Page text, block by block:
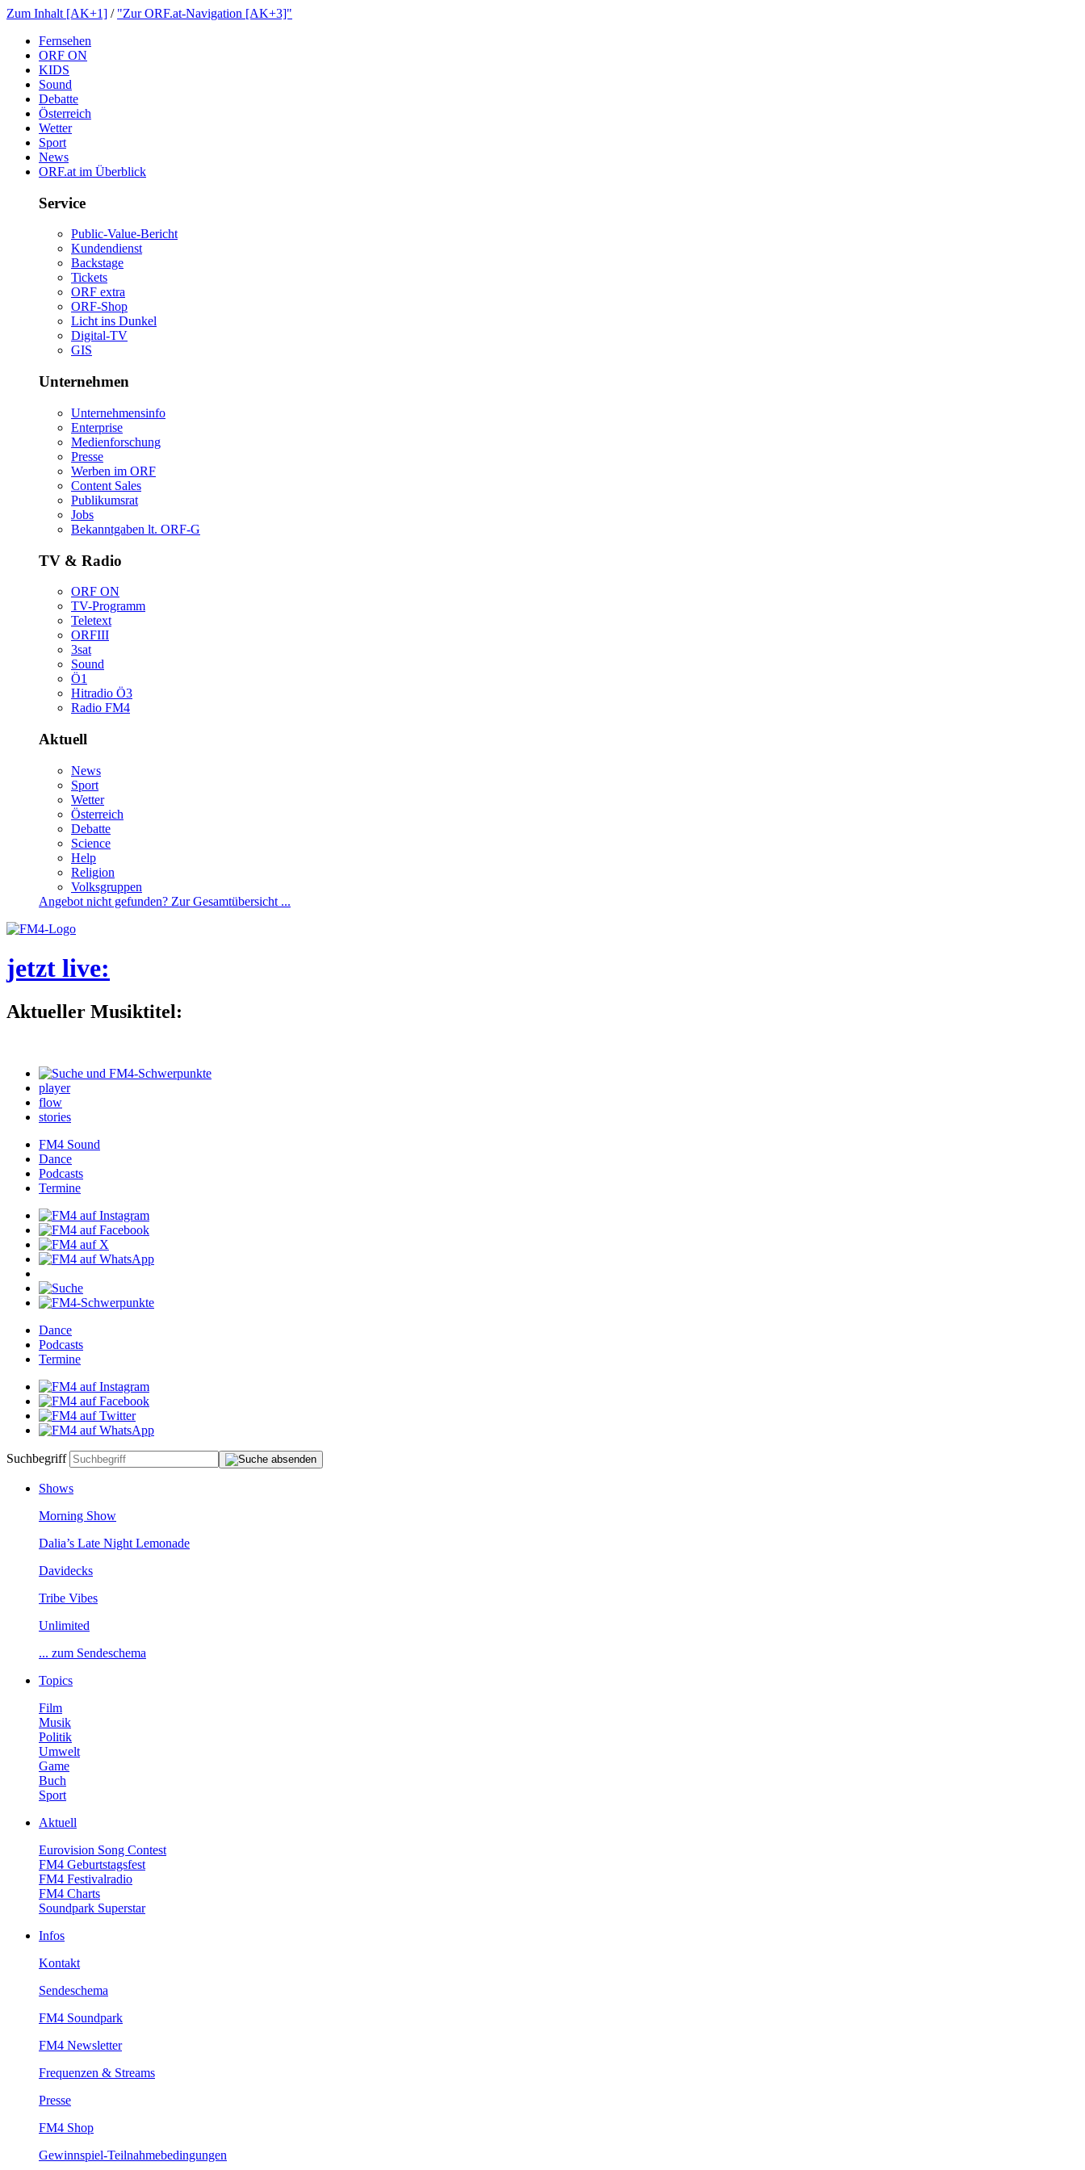
ZumInhalt[AK+1] / "ZurORF.at-Navigation[AK+3]"
Fernsehen
ORFON
KIDS
Sound
Debatte
Österreich
Wetter
Sport
News
ORF.atimÜberblick
Service
Public-Value-Bericht
Kundendienst
Backstage
Tickets
ORFextra
ORF-Shop
LichtinsDunkel
Digital-TV
GIS
Unternehmen
Unternehmensinfo
Enterprise
Medienforschung
Presse
WerbenimORF
ContentSales
Publikumsrat
Jobs
Bekanntgabenlt.ORF-G
TV&Radio
ORFON
TV-Programm
Teletext
ORFIII
3sat
Sound
Ö1
HitradioÖ3
RadioFM4
Aktuell
News
Sport
Wetter
Österreich
Debatte
Science
Help
Religion
Volksgruppen
Angebotnichtgefunden?ZurGesamtübersicht...
jetztlive:
AktuellerMusiktitel:
player
flow
stories
FM4Sound
Dance
Podcasts
Termine
Dance
Podcasts
Termine
Suchbegriff
Shows
MorningShow
Dalia’sLateNightLemonade
Davidecks
TribeVibes
Unlimited
...zumSendeschema
Topics
Film
Musik
Politik
Umwelt
Game
Buch
Sport
Aktuell
EurovisionSongContest
FM4Geburtstagsfest
FM4Festivalradio
FM4Charts
SoundparkSuperstar
Infos
Kontakt
Sendeschema
FM4Soundpark
FM4Newsletter
Frequenzen&Streams
Presse
FM4Shop
Gewinnspiel-Teilnahmebedingungen